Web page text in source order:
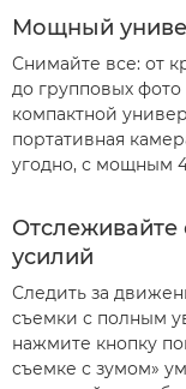
Мощный
Снимайте все: от
до групповых
компактной
портативная
угодно, с мощным
Отслеживайте
усилий
Следить за
съемки с полным
нажмите кнопку
съемке с зумом»